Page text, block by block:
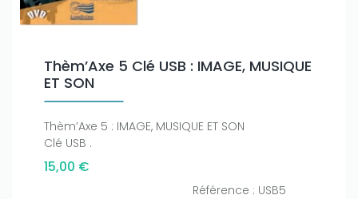
Thèm’Axe 5 Clé USB : IMAGE, MUSIQUE
ET SON
Thèm’Axe 5 : IMAGE, MUSIQUE ET SON
Clé USB .
15,00 €
Référence : USB5